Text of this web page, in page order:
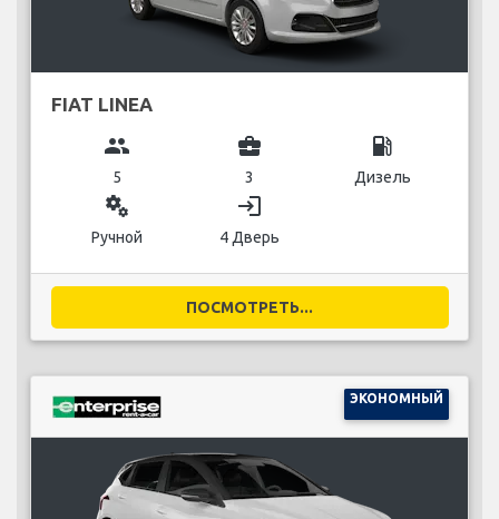
FIAT LINEA
group
5
business_center
3
local_gas_station
Дизель
miscellaneous_services
Ручной
login
4 Дверь
ПОСМОТРЕТЬ...
ЭКОНОМНЫЙ